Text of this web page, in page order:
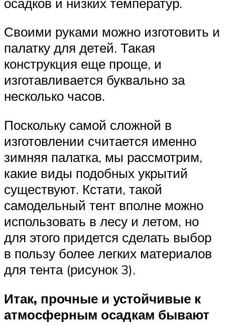
Своими руками можно изготовить и
палатку для детей. Такая
конструкция еще проще, и
изготавливается буквально за
несколько часов.
Поскольку самой сложной в
изготовлении считается именно
зимняя палатка, мы рассмотрим,
какие виды подобных укрытий
существуют. Кстати, такой
самодельный тент вполне можно
использовать в лесу и летом, но
для этого придется сделать выбор
в пользу более легких материалов
для тента (рисунок 3).
Итак, прочные и устойчивые к
атмосферным осадкам бывают